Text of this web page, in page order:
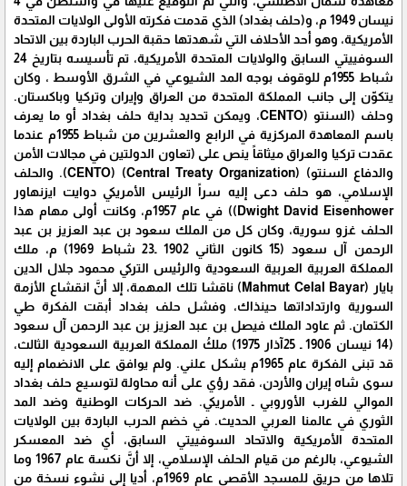
نيسان 1949 م، و(حلف بغداد) الذي قدمت فكرته الأولى الولايات المتحدة
الأمريكية، وهو أحد الأحلاف التي شهدتها حقبة الحرب الباردة بين الاتحاد
السوفييتي السابق والولايات المتحدة الأمريكية، تم تأسيسه بتاريخ 24
شباط 1955م للوقوف بوجه المد الشيوعي في الشرق الأوسط ، وكان
يتكوّن إلى جانب المملكة المتحدة من العراق وإيران وتركيا وباكستان.
وحلف (السنتو (CENTO، ويمكن تحديد بداية حلف بغداد أو ما يعرف
باسم المعاهدة المركزية في الرابع والعشرين من شباط 1955م عندما
عقدت تركيا والعراق ميثاقاً ينص على (تعاون الدولتين في مجالات الأمن
والدفاع السنتو) (Central Treaty Organization) (CENTO). والحلف
الإسلامي، هو حلف دعى إليه سراً الرئيس الأمريكي دوايت ايزنهاور
Dwight David Eisenhower)) في عام 1957م، وكانت أولى مهام هذا
الحلف غزو سورية، وكان كل من الملك سعود بن عبد العزيز بن عبد
الرحمن آل سعود (15 كانون الثاني 1902 ـ23 شباط 1969) م، ملك
المملكة العربية العربية السعودية والرئيس التركي محمود جلال الدين
بايار (Mahmut Celal Bayar)‏ ناقشا تلك المهمة، إلا أنَّ انقشاع الأزمة
السورية وارتداداتها حينذاك، وفشل حلف بغداد أبقت الفكرة طي
الكتمان. ثم عاود الملك فيصل بن عبد العزيز بن عبد الرحمن آل سعود
(14 نيسان 1906 ـ 25آذار 1975) ملكُ المملكة العربية السعودية الثالث،
قد تبنى الفكرة عام 1965م بشكل علني. ولم يوافق على الانضمام إليه
سوى شاه إيران والأردن، فقد رؤي على أنه محاولة لتوسيع حلف بغداد
الموالي للغرب الأوروبي ـ الأمريكي. ضد الحركات الوطنية وضد المد
الثوري في عالمنا العربي الحديث. في خضم الحرب الباردة بين الولايات
المتحدة الأمريكية والاتحاد السوفييتي السابق، أي ضد المعسكر
الشيوعي، بالرغم من قيام الحلف الإسلامي، إلا أنَّ نكسة عام 1967 وما
تلاها من حريق للمسجد الأقصى عام 1969م، أديا إلى نشوء نسخة من